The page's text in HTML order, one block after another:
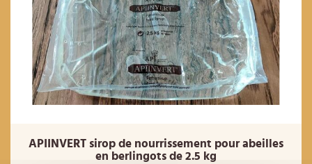
APIINVERT sirop de nourrissement pour abeilles
en berlingots de 2.5 kg